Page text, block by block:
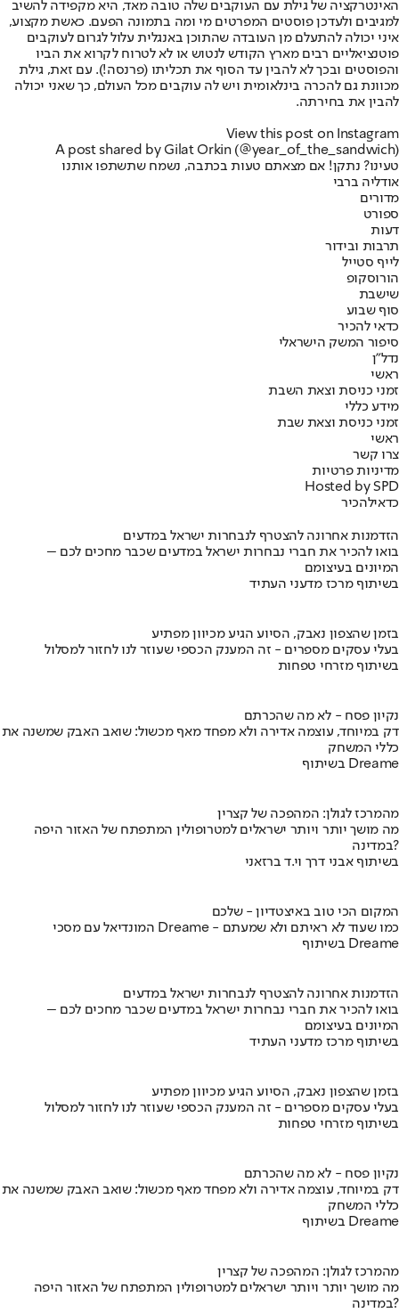
האינטרקציה של גילת עם העוקבים שלה טובה מאד, היא מקפידה להשיב
למגיבים ולעדכן פוסטים המפרטים מי ומה בתמונה הפעם. כאשת מקצוע,
איני יכולה להתעלם מן העובדה שהתוכן באנגלית עלול לגרום לעוקבים
פוטנציאליים רבים מארץ הקודש לנטוש או לא לטרוח לקרוא את הביו
והפוסטים ובכך לא להבין עד הסוף את תכליתו (פרנסה!). עם זאת, גילת
מכוונת גם להכרה בינלאומית ויש לה עוקבים מכל העולם, כך שאני יכולה
להבין את בחירתה.
View this post on Instagram
A post shared by Gilat Orkin (@year_of_the_sandwich)
טעינו? נתקן! אם מצאתם טעות בכתבה, נשמח שתשתפו אותנו
אודליה ברבי
מדורים
ספורט
דעות
תרבות ובידור
לייף סטייל
הורוסקופ
שישבת
סוף שבוע
כדאי להכיר
סיפור המשק הישראלי
נדל"ן
ראשי
זמני כניסת וצאת השבת
מידע כללי
זמני כניסת וצאת שבת
ראשי
צרו קשר
מדיניות פרטיות
Hosted by SPD
כדאילהכיר
הזדמנות אחרונה להצטרף לנבחרות ישראל במדעים
בואו להכיר את חברי נבחרות ישראל במדעים שכבר מחכים לכם –
המיונים בעיצומם
בשיתוף מרכז מדעני העתיד
בזמן שהצפון נאבק, הסיוע הגיע מכיוון מפתיע
בעלי עסקים מספרים - זה המענק הכספי שעוזר לנו לחזור למסלול
בשיתוף מזרחי טפחות
נקיון פסח - לא מה שהכרתם
דק במיוחד, עוצמה אדירה ולא מפחד מאף מכשול: שואב האבק שמשנה את
כללי המשחק
בשיתוף Dreame
מהמרכז לגולן: המהפכה של קצרין
מה מושך יותר ויותר ישראלים למטרופולין המתפתח של האזור היפה
במדינה?
בשיתוף אבני דרך וי.ד ברזאני
המקום הכי טוב באיצטדיון - שלכם
המונדיאל עם מסכי Dreame - כמו שעוד לא ראיתם ולא שמעתם
בשיתוף Dreame
הזדמנות אחרונה להצטרף לנבחרות ישראל במדעים
בואו להכיר את חברי נבחרות ישראל במדעים שכבר מחכים לכם –
המיונים בעיצומם
בשיתוף מרכז מדעני העתיד
בזמן שהצפון נאבק, הסיוע הגיע מכיוון מפתיע
בעלי עסקים מספרים - זה המענק הכספי שעוזר לנו לחזור למסלול
בשיתוף מזרחי טפחות
נקיון פסח - לא מה שהכרתם
דק במיוחד, עוצמה אדירה ולא מפחד מאף מכשול: שואב האבק שמשנה את
כללי המשחק
בשיתוף Dreame
מהמרכז לגולן: המהפכה של קצרין
מה מושך יותר ויותר ישראלים למטרופולין המתפתח של האזור היפה
במדינה?